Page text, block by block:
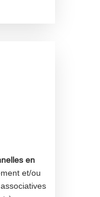
en
et/ou